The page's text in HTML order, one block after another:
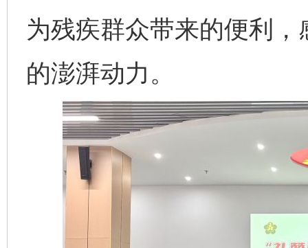
为残疾群众带来的便利
的澎湃动力。